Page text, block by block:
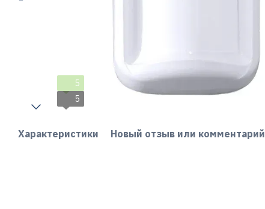
5
5
Характеристики Новый отзыв или комментарий